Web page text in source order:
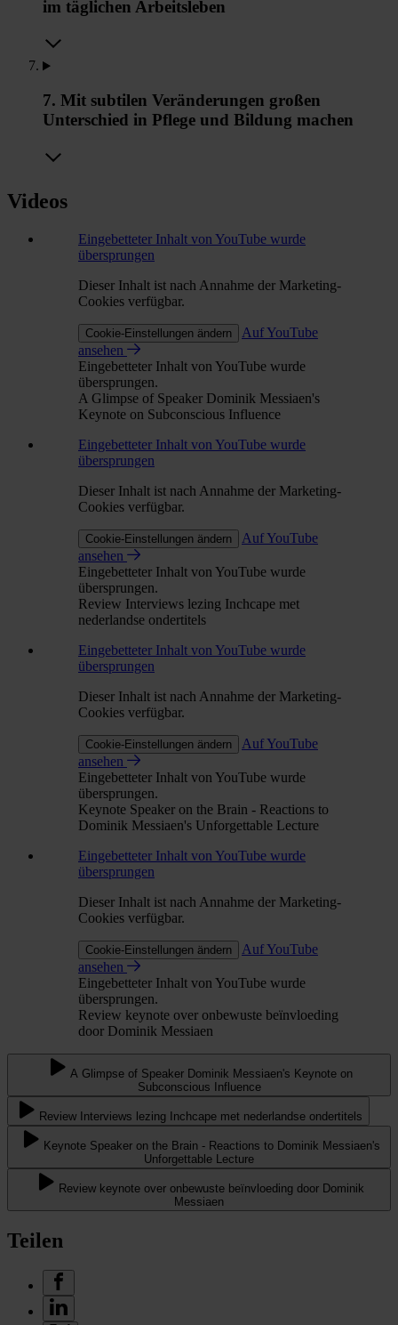
im täglichen Arbeitsleben
7. Mit subtilen Veränderungen großen
Unterschied in Pflege und Bildung machen
Videos
Eingebetteter Inhalt von YouTube wurde
übersprungen
Dieser Inhalt ist nach Annahme der Marketing-
Cookies verfügbar.
Cookie-Einstellungen ändern
Auf YouTube
ansehen
Eingebetteter Inhalt von YouTube wurde
übersprungen.
A Glimpse of Speaker Dominik Messiaen's
Keynote on Subconscious Influence
Eingebetteter Inhalt von YouTube wurde
übersprungen
Dieser Inhalt ist nach Annahme der Marketing-
Cookies verfügbar.
Cookie-Einstellungen ändern
Auf YouTube
ansehen
Eingebetteter Inhalt von YouTube wurde
übersprungen.
Review Interviews lezing Inchcape met
nederlandse ondertitels
Eingebetteter Inhalt von YouTube wurde
übersprungen
Dieser Inhalt ist nach Annahme der Marketing-
Cookies verfügbar.
Cookie-Einstellungen ändern
Auf YouTube
ansehen
Eingebetteter Inhalt von YouTube wurde
übersprungen.
Keynote Speaker on the Brain - Reactions to
Dominik Messiaen's Unforgettable Lecture
Eingebetteter Inhalt von YouTube wurde
übersprungen
Dieser Inhalt ist nach Annahme der Marketing-
Cookies verfügbar.
Cookie-Einstellungen ändern
Auf YouTube
ansehen
Eingebetteter Inhalt von YouTube wurde
übersprungen.
Review keynote over onbewuste beïnvloeding
door Dominik Messiaen
A Glimpse of Speaker Dominik Messiaen's Keynote on
Subconscious Influence
Review Interviews lezing Inchcape met nederlandse ondertitels
Keynote Speaker on the Brain - Reactions to Dominik Messiaen's
Unforgettable Lecture
Review keynote over onbewuste beïnvloeding door Dominik
Messiaen
Teilen